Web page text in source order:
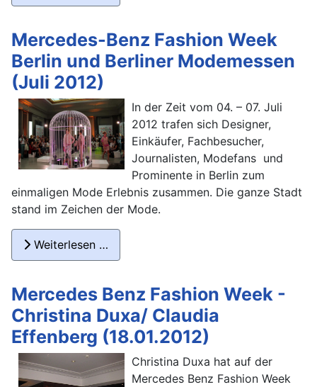
Mercedes-Benz Fashion Week
Berlin und Berliner Modemessen
(Juli 2012)
In der Zeit vom 04. – 07. Juli
2012 trafen sich Designer,
Einkäufer, Fachbesucher,
Journalisten, Modefans und
Prominente in Berlin zum
einmaligen Mode Erlebnis zusammen. Die ganze Stadt
stand im Zeichen der Mode.
Weiterlesen …
Mercedes Benz Fashion Week -
Christina Duxa/ Claudia
Effenberg (18.01.2012)
Christina Duxa hat auf der
Mercedes Benz Fashion Week